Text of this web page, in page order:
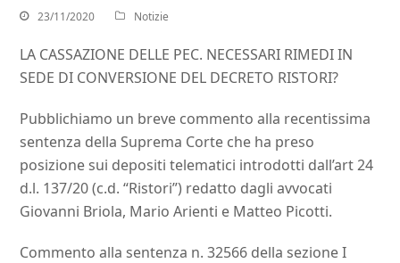
23/11/2020 Notizie
LA CASSAZIONE DELLE PEC. NECESSARI RIMEDI IN
SEDE DI CONVERSIONE DEL DECRETO RISTORI?
Pubblichiamo un breve commento alla recentissima
sentenza della Suprema Corte che ha preso
posizione sui depositi telematici introdotti dall’art 24
d.l. 137/20 (c.d. “Ristori”) redatto dagli avvocati
Giovanni Briola, Mario Arienti e Matteo Picotti.
Commento alla sentenza n. 32566 della sezione I